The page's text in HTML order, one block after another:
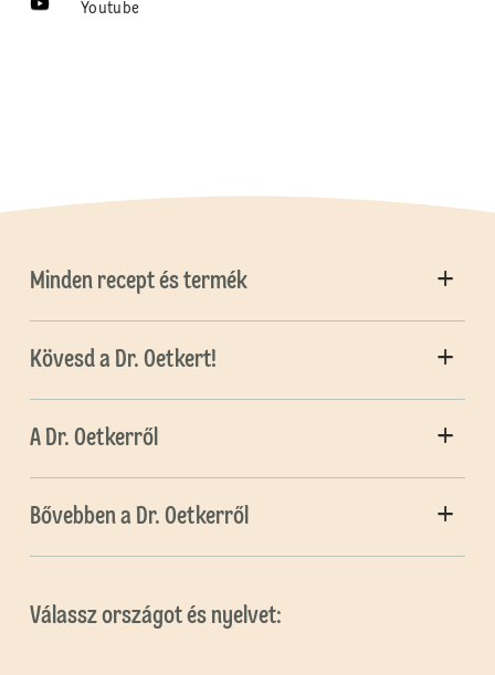
Youtube
Minden recept és termék
Kövesd a Dr. Oetkert!
A Dr. Oetkerről
Bővebben a Dr. Oetkerről
Válassz országot és nyelvet: